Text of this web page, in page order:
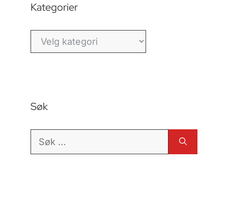
Kategorier
Kategorier
Søk
Søk